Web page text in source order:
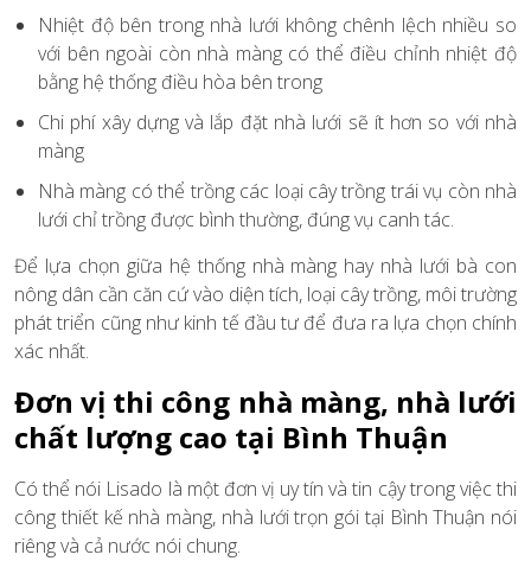
Nhiệt độ bên trong nhà lưới không chênh lệch nhiều so
với bên ngoài còn nhà màng có thể điều chỉnh nhiệt độ
bằng hệ thống điều hòa bên trong
Chi phí xây dựng và lắp đặt nhà lưới sẽ ít hơn so với nhà
màng
Nhà màng có thể trồng các loại cây trồng trái vụ còn nhà
lưới chỉ trồng được bình thường, đúng vụ canh tác.
Để lựa chọn giữa hệ thống nhà màng hay nhà lưới bà con
nông dân cần căn cứ vào diện tích, loại cây trồng, môi trường
phát triển cũng như kinh tế đầu tư để đưa ra lựa chọn chính
xác nhất.
Đơn vị thi công nhà màng, nhà lưới
chất lượng cao tại Bình Thuận
Có thể nói Lisado là một đơn vị uy tín và tin cậy trong việc thi
công thiết kế nhà màng, nhà lưới trọn gói tại Bình Thuận nói
riêng và cả nước nói chung.